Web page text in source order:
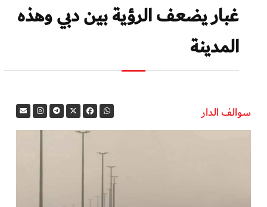
غبار يضعف الرؤية بين دبي وهذه
المدينة
سوالف الدار